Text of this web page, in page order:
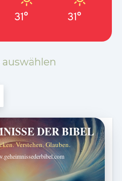
31° 31°
auswählen
DER BIBEL
Verstehen. Glauben.